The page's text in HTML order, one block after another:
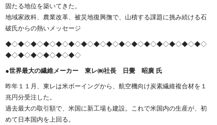
固たる地位を築いてきた。
地域家政科、農業改革、被災地復興撫で、山積する課題に挑み続ける石
破氏からの熱いメッセージ
◆◇◆◇◆◇◆◇◆◇◆◇◆◇◆◇◆◇◆◇◆◇◆◇◆◇◆◇◆◇◆◇
◆◇◆◇◆◇◆◇◆◇◆◇
●世界最大の繊維メーカー 東レ㈱社長 日覺 昭廣 氏
昨年１１月、東レは米ボーイングから、航空機向け炭素繊維複合材を１
兆円分受注した。
過去最大の取引額で、米国に新工場も建設。これで米国内の生産が、初
めて日本国内を上回る。